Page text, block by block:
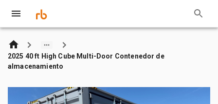
2025 40 ft High Cube Multi-Door Contenedor de
almacenamiento